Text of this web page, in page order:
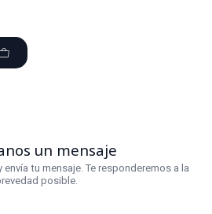
un mensaje
tu mensaje. Te responderemos a la
posible.